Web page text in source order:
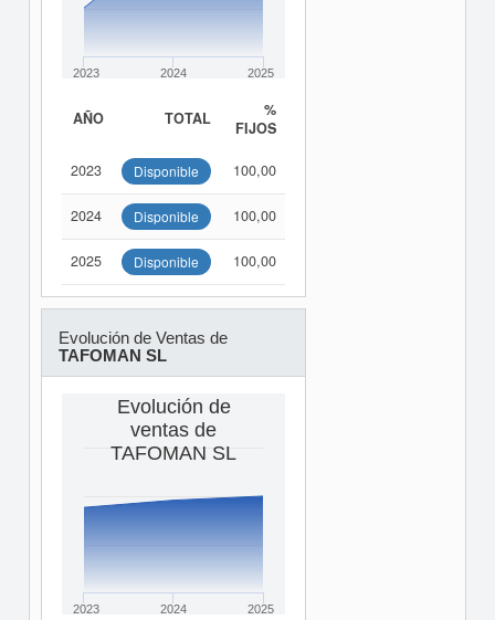
2023 2024 2025
AÑO TOTAL
%
FIJOS
2023 Disponible 100,00
2024 Disponible 100,00
2025 Disponible 100,00
Evolución de Ventas de
TAFOMAN SL
Evolución de
ventas de
TAFOMAN SL
2023 2024 2025